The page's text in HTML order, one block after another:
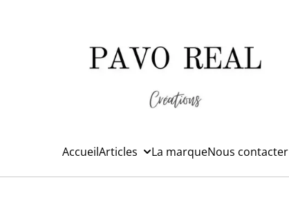
AccueilArticles La marqueNous contacter